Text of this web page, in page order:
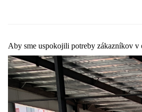
Aby sme uspokojili potreby zákazníkov v